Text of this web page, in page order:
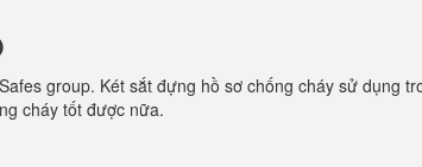
group. Két sắt đựng hồ sơ chống cháy sử dụng
cháy tốt được nữa.